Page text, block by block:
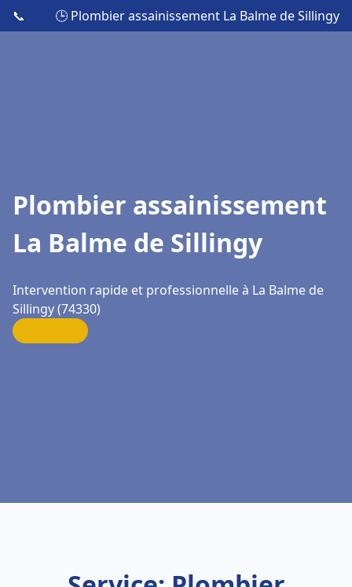
📞 🕒 Plombier assainissement La Balme de Sillingy
Plombier assainissement
La Balme de Sillingy
Intervention rapide et professionnelle à La Balme de
Sillingy (74330)